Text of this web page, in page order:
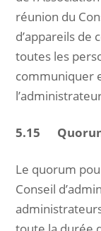
réunion du
d’appareils
toutes les
communiquer
5.15
Le quorum
Conseil